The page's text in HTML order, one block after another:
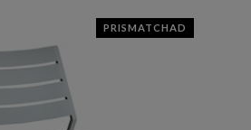
PRISMATCHAD